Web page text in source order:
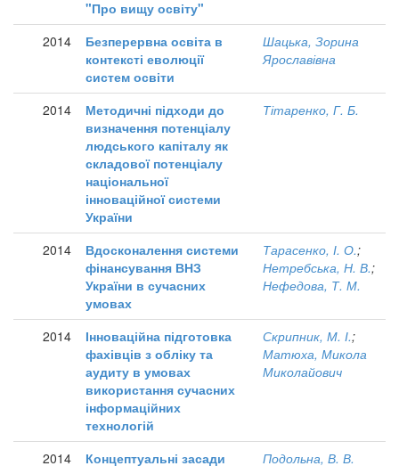
"Про вищу освіту"
2014
Безперервна освіта в
контексті еволюції
систем освіти
Шацька, Зорина
Ярославівна
2014
Методичні підходи до
визначення потенціалу
людського капіталу як
складової потенціалу
національної
інноваційної системи
України
Тітаренко, Г. Б.
2014
Вдосконалення системи
фінансування ВНЗ
України в сучасних
умовах
Тарасенко, І. О.;
Нетребська, Н. В.;
Нефедова, Т. М.
2014
Інноваційна підготовка
фахівців з обліку та
аудиту в умовах
використання сучасних
інформаційних
технологій
Скрипник, М. І.;
Матюха, Микола
Миколайович
2014
Концептуальні засади
Подольна, В. В.